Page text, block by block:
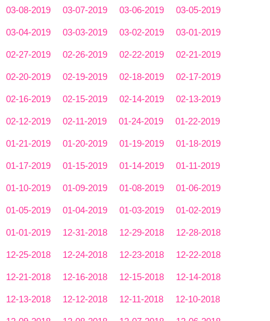
03-08-2019 03-07-2019 03-06-2019 03-05-2019
03-04-2019 03-03-2019 03-02-2019 03-01-2019
02-27-2019 02-26-2019 02-22-2019 02-21-2019
02-20-2019 02-19-2019 02-18-2019 02-17-2019
02-16-2019 02-15-2019 02-14-2019 02-13-2019
02-12-2019 02-11-2019 01-24-2019 01-22-2019
01-21-2019 01-20-2019 01-19-2019 01-18-2019
01-17-2019 01-15-2019 01-14-2019 01-11-2019
01-10-2019 01-09-2019 01-08-2019 01-06-2019
01-05-2019 01-04-2019 01-03-2019 01-02-2019
01-01-2019 12-31-2018 12-29-2018 12-28-2018
12-25-2018 12-24-2018 12-23-2018 12-22-2018
12-21-2018 12-16-2018 12-15-2018 12-14-2018
12-13-2018 12-12-2018 12-11-2018 12-10-2018